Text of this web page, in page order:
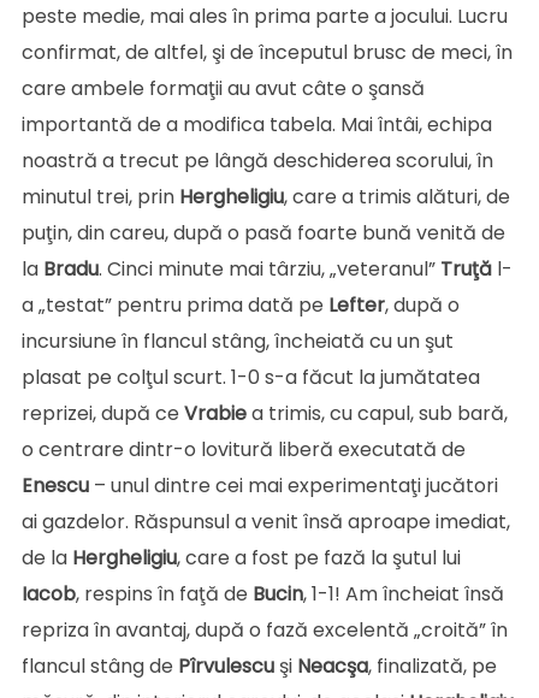
peste medie, mai ales în prima parte a jocului. Lucru
confirmat, de altfel, şi de începutul brusc de meci, în
care ambele formaţii au avut câte o şansă
importantă de a modifica tabela. Mai întâi, echipa
noastră a trecut pe lângă deschiderea scorului, în
minutul trei, prin Hergheligiu, care a trimis alături, de
puţin, din careu, după o pasă foarte bună venită de
la Bradu. Cinci minute mai târziu, „veteranul” Truţăl-
a „testat” pentru prima dată pe Lefter, după o
incursiune în flancul stâng, încheiată cu un şut
plasat pe colţul scurt. 1-0 s-a făcut la jumătatea
reprizei, după ce Vrabiea trimis, cu capul, sub bară,
o centrare dintr-o lovitură liberă executată de
Enescu– unul dintre cei mai experimentaţi jucători
ai gazdelor. Răspunsul a venit însă aproape imediat,
de la Hergheligiu, care a fost pe fază la şutul lui
Iacob, respins în faţă de Bucin, 1-1! Am încheiat însă
repriza în avantaj, după o fază excelentă „croită” în
flancul stâng de Pîrvulescuşi Neacşa, finalizată, pe